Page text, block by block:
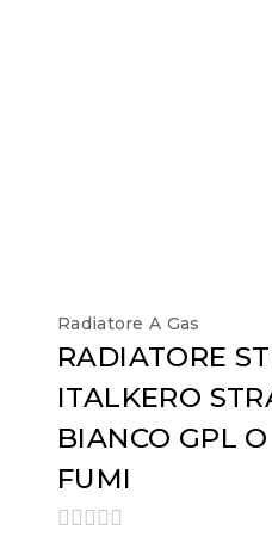
Radiatore A Gas
RADIATORE
ITALKERO
BIANCO GPL
FUMI